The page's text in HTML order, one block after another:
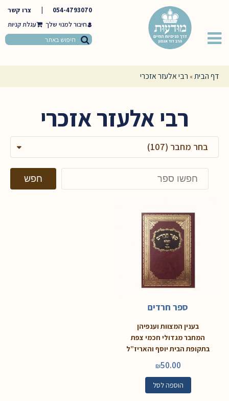
054-4793070
צרו קשר
חיבור למנוי שלך
דף הבית» רבי אלעזר אזכרי
רבי אלעזר אזכרי
באתר
חפש
בחר מחבר (107)
ספר חרדים
בענין המצוות וענפיהן
המחבר מגדולי חכמי צפת
בתקופת הבית יוסף והאריז”ל
₪50.00
הוספה לסל